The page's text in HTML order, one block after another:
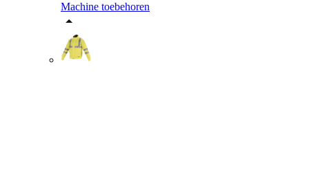
Machine toebehoren